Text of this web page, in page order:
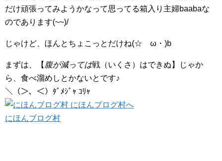
だけ頑張ってみようかなって思ってる箱入り主婦baabaな
のであります(~~)/
じゃけど、ほんとちょこっとだけね(☆ゝω・)b
まずは、【 腹が減っては戦（いくさ）はできぬ】じゃか
ら、食べ溜めしとかないとです♪
＼（＞、＜）ﾀﾞﾒｼﾞｬ ｺﾘｬ
にほんブログ村